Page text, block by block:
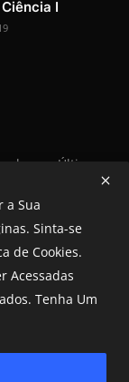
I
as Últimas
em sua
Inscrito
a Sua
Sinta-se
de Cookies.
Acessadas
Tenha Um